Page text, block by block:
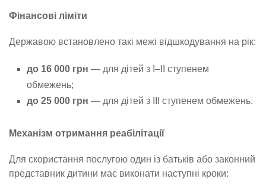
Фінансові ліміти
Державою встановлено такі межі відшкодування на рік:
до 16 000 грн — для дітей з I–II ступенем
обмежень;
до 25 000 грн — для дітей з III ступенем обмежень.
Механізм отримання реабілітації
Для скористання послугою один із батьків або законний
представник дитини має виконати наступні кроки: